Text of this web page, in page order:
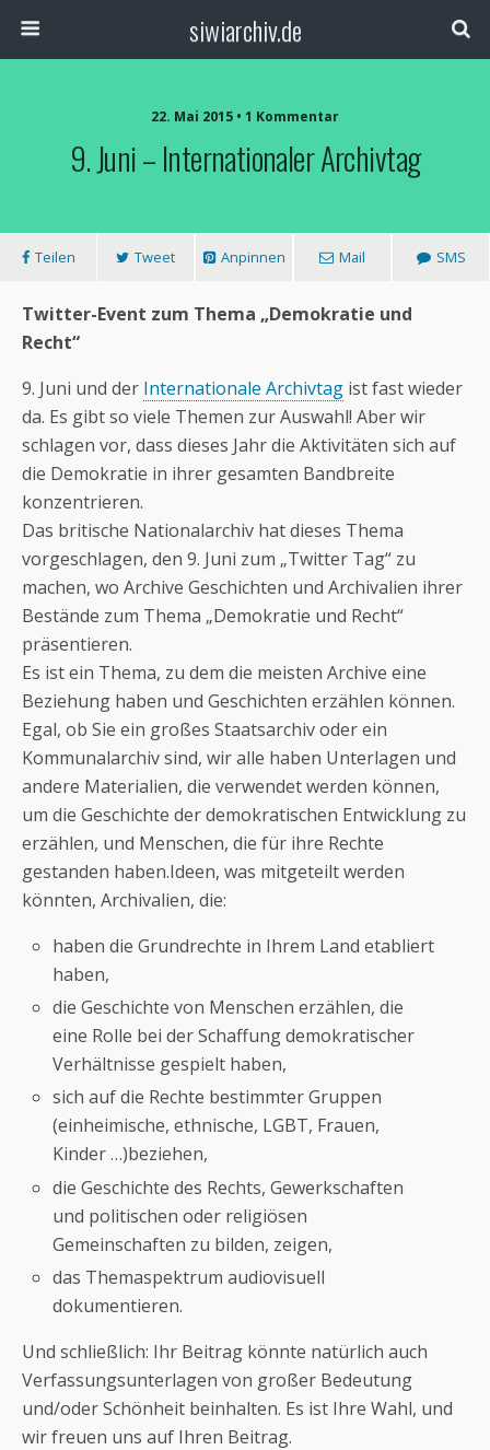
siwiarchiv.de
22. Mai 2015 • 1 Kommentar
9. Juni – Internationaler Archivtag
Teilen Tweet Anpinnen Mail SMS
Twitter-Event zum Thema „Demokratie und
Recht“
9. Juni und der Internationale Archivtag ist fast wieder
da. Es gibt so viele Themen zur Auswahl! Aber wir
schlagen vor, dass dieses Jahr die Aktivitäten sich auf
die Demokratie in ihrer gesamten Bandbreite
konzentrieren.
Das britische Nationalarchiv hat dieses Thema
vorgeschlagen, den 9. Juni zum „Twitter Tag“ zu
machen, wo Archive Geschichten und Archivalien ihrer
Bestände zum Thema „Demokratie und Recht“
präsentieren.
Es ist ein Thema, zu dem die meisten Archive eine
Beziehung haben und Geschichten erzählen können.
Egal, ob Sie ein großes Staatsarchiv oder ein
Kommunalarchiv sind, wir alle haben Unterlagen und
andere Materialien, die verwendet werden können,
um die Geschichte der demokratischen Entwicklung zu
erzählen, und Menschen, die für ihre Rechte
gestanden haben.Ideen, was mitgeteilt werden
könnten, Archivalien, die:
haben die Grundrechte in Ihrem Land etabliert
haben,
die Geschichte von Menschen erzählen, die
eine Rolle bei der Schaffung demokratischer
Verhältnisse gespielt haben,
sich auf die Rechte bestimmter Gruppen
(einheimische, ethnische, LGBT, Frauen,
Kinder …)beziehen,
die Geschichte des Rechts, Gewerkschaften
und politischen oder religiösen
Gemeinschaften zu bilden, zeigen,
das Themaspektrum audiovisuell
dokumentieren.
Und schließlich: Ihr Beitrag könnte natürlich auch
Verfassungsunterlagen von großer Bedeutung
und/oder Schönheit beinhalten. Es ist Ihre Wahl, und
wir freuen uns auf Ihren Beitrag.